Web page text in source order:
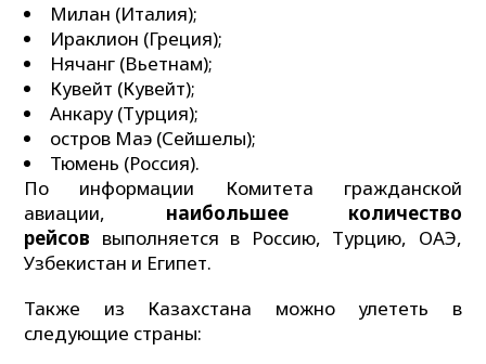
Милан (Италия);
Ираклион (Греция);
Нячанг (Вьетнам);
Кувейт (Кувейт);
Анкару (Турция);
остров Маэ (Сейшелы);
Тюмень (Россия).
По информации Комитета гражданской
авиации, наибольшее количество
рейсов выполняется в Россию, Турцию, ОАЭ,
Узбекистан и Египет.
Также из Казахстана можно улететь в
следующие страны: